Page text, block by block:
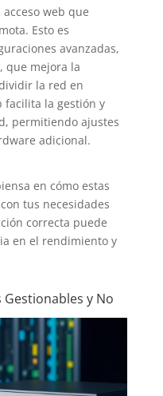
web que
Esto es
avanzadas,
, que mejora la
la red en
facilita la gestión y
permitiendo ajustes
adicional.
en cómo estas
tus necesidades
correcta puede
en el rendimiento y
y No